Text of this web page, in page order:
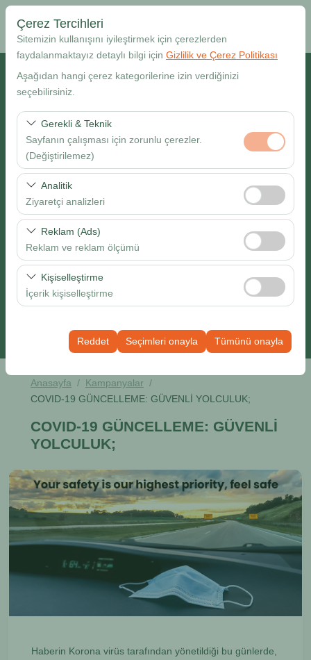
Çerez Tercihleri
Sitemizin kullanışını iyileştirmek için çerezlerden
faydalanmaktayız detaylı bilgi için Gizlilik ve Çerez Politikası
Aşağıdan hangi çerez kategorilerine izin verdiğinizi
seçebilirsiniz.
Gerekli & Teknik
Sayfanın çalışması için zorunlu çerezler.
(Değiştirilemez)
Bu çerezler sitenin doğru şekilde çalışması, güvenlik,
oturum yönetimi ve temel işlevler için gereklidir. Devre
dışı bırakılamaz.
Analitik
Ziyaretçi analizleri
Bu çerezler, sitemizin nasıl kullanıldığını (ziyaretçi sayısı,
en çok ziyaret edilen sayfalar, kullanıcı davranışları)
analiz etmemizi sağlar. Bu veriler, web sitesi
performansını ölçmek ve kullanıcı deneyimini sürekli
iyileştirmek için kullanılır.
Reklam (Ads)
Reklam ve reklam ölçümü
Bu çerezler, size ilgi alanlarınıza uygun kişiselleştirilmiş
reklamlar göstermemize ve reklam kampanyalarımızın
etkinliğini (gösterim sayısı, tıklama oranı) ölçmemize
Kişiselleştirme
İçerik kişiselleştirme
ve diğer yapılandırmalarınızı koruyarak, platformdaki
deneyiminizin tutarlılığını ve sürekliliğini sağlamak
Reddet Seçimleri onayla Tümünü onayla
Alış Lokasyonu
Farklı yerde bırakmak istiyorum
Alış Tarih & Saat
Bırakış Tarih & Saat
09:00
Ara
Anasayfa
Kampanyalar
COVID-19 GÜNCELLEME: GÜVENLİ YOLCULUK;
COVID-19 GÜNCELLEME: GÜVENLİ
YOLCULUK;
Haberin Korona virüs tarafından yönetildiği bu günlerde,